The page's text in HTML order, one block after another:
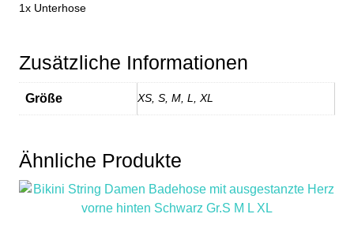
1x Unterhose
Zusätzliche Informationen
Größe XS, S, M, L, XL
Ähnliche Produkte